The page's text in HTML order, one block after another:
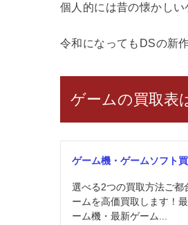
個人的には昔の懐かし
令和になってもDSの新
ゲームの買取表
ゲーム機・ゲームソフト
選べる2つの買取方法ご
ームを高価買取します！
ーム機・最新ゲーム...